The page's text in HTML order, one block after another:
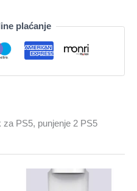
plaćanje
PS5, punjenje 2 PS5